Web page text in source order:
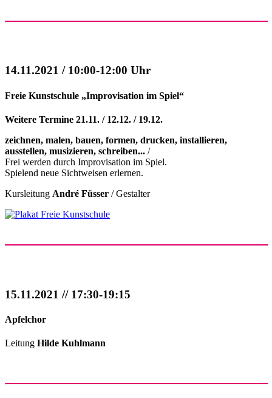
14.11.2021 / 10:00-12:00 Uhr
Freie Kunstschule „Improvisation im Spiel“
Weitere Termine 21.11. / 12.12. / 19.12.
zeichnen, malen, bauen, formen, drucken, installieren,
ausstellen, musizieren, schreiben... /
Frei werden durch Improvisation im Spiel.
Spielend neue Sichtweisen erlernen.
Kursleitung André Füsser / Gestalter
15.11.2021 // 17:30-19:15
Apfelchor
Leitung Hilde Kuhlmann